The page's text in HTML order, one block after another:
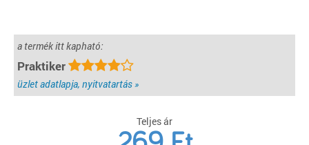
a termék itt kapható:
Praktiker
üzlet adatlapja, nyitvatartás »
Teljes ár